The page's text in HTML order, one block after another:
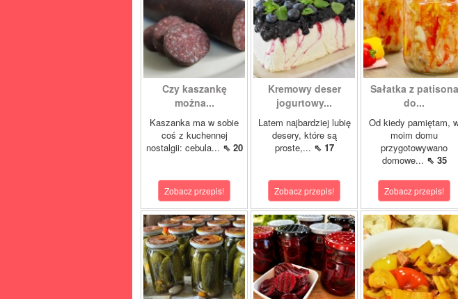
Czy kaszankę
można...
Kaszanka ma w sobie
coś z kuchennej
nostalgii: cebula... ⇖ 20
Zobacz przepis!
Kremowy deser
jogurtowy...
Latem najbardziej lubię
desery, które są
proste,... ⇖ 17
Zobacz przepis!
Sałatka z patisona
do...
Od kiedy pamiętam,
moim domu
przygotowywano
domowe... ⇖ 35
Zobacz przepis!